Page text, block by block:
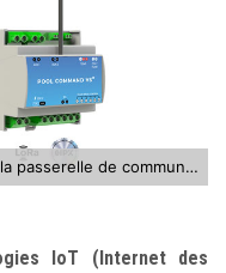
Les composants essentiels d’Indygo : la passerelle de communication LRMB, le protocole de communication IPX et le module de commande LRP
IoT (Internet des